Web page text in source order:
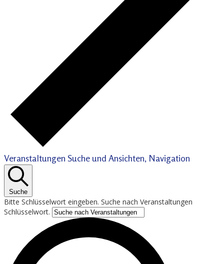
Veranstaltungen Suche und Ansichten, Navigation
Suche
Bitte Schlüsselwort eingeben. Suche nach Veranstaltungen
Schlüsselwort.